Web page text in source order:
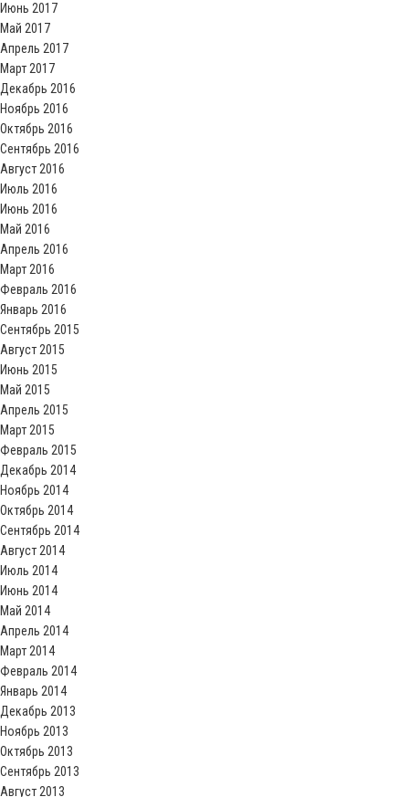
Июнь 2017
Май 2017
Апрель 2017
Март 2017
Декабрь 2016
Ноябрь 2016
Октябрь 2016
Сентябрь 2016
Август 2016
Июль 2016
Июнь 2016
Май 2016
Апрель 2016
Март 2016
Февраль 2016
Январь 2016
Сентябрь 2015
Август 2015
Июнь 2015
Май 2015
Апрель 2015
Март 2015
Февраль 2015
Декабрь 2014
Ноябрь 2014
Октябрь 2014
Сентябрь 2014
Август 2014
Июль 2014
Июнь 2014
Май 2014
Апрель 2014
Март 2014
Февраль 2014
Январь 2014
Декабрь 2013
Ноябрь 2013
Октябрь 2013
Сентябрь 2013
Август 2013